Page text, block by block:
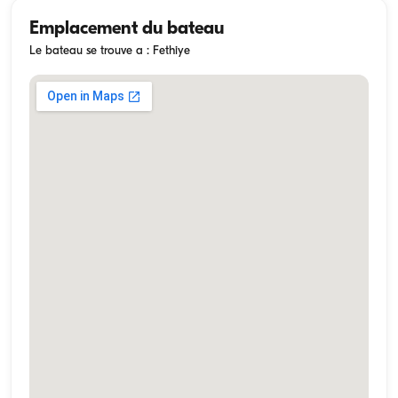
Emplacement du bateau
Le bateau se trouve a : Fethiye